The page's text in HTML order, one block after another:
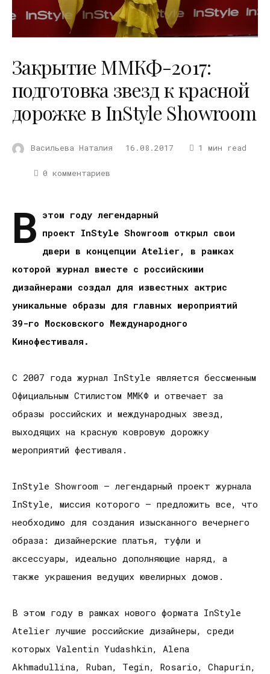
Закрытие ММКФ-2017:
подготовка звезд к красной
дорожке в InStyle Showroom
Васильева Наталия 16.08.2017 1 мин read
0 комментариев
В этом году легендарный
проект InStyle Showroom открыл свои
двери в концепции Atelier , в рамках
которой журнал вместе с российскими
дизайнерами создал для известных актрис
уникальные образы для главных мероприятий
39-го Московского Международного
Кинофестиваля.
С 2007 года журнал InStyle является бессменным
Официальным Стилистом ММКФ и отвечает за
образы российских и международных звезд,
выходящих на красную ковровую дорожку
мероприятий фестиваля.
InStyle Showroom – легендарный проект журнала
InStyle, миссия которого – предложить все, что
необходимо для создания изысканного вечернего
образа: дизайнерские платья, туфли и
аксессуары, идеально дополняющие наряд, а
также украшения ведущих ювелирных домов.
В этом году в рамках нового формата InStyle
Atelier лучшие российские дизайнеры, среди
которых Valentin Yudashkin, Аlena
Akhmadullina, Ruban, Tegin, Rosario, Chapurin,